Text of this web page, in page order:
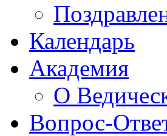
Календарь
Академия
О
Вопрос-